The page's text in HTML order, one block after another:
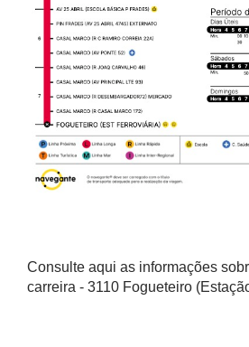
Consulte aqui as informações
carreira - 3110 Fogueteiro